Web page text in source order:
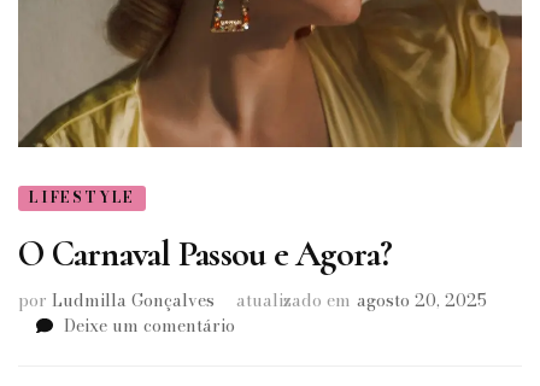
LIFESTYLE
O Carnaval Passou e Agora?
por Ludmilla Gonçalves atualizado em agosto 20, 2025
Deixe um comentário